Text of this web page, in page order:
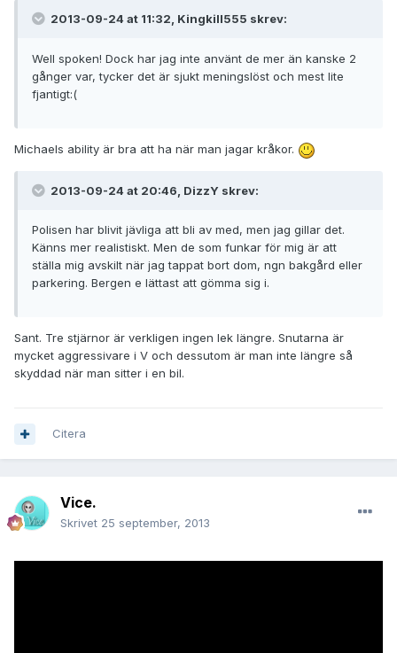
2013-09-24 at 11:32, Kingkill555 skrev:
Well spoken! Dock har jag inte använt de mer än kanske 2
gånger var, tycker det är sjukt meningslöst och mest lite
fjantigt:(
Michaels ability är bra att ha när man jagar kråkor.
2013-09-24 at 20:46, DizzY skrev:
Polisen har blivit jävliga att bli av med, men jag gillar det.
Känns mer realistiskt. Men de som funkar för mig är att
ställa mig avskilt när jag tappat bort dom, ngn bakgård eller
parkering. Bergen e lättast att gömma sig i.
Sant. Tre stjärnor är verkligen ingen lek längre. Snutarna är
mycket aggressivare i V och dessutom är man inte längre så
skyddad när man sitter i en bil.
Citera
Vice.
Skrivet 25 september, 2013